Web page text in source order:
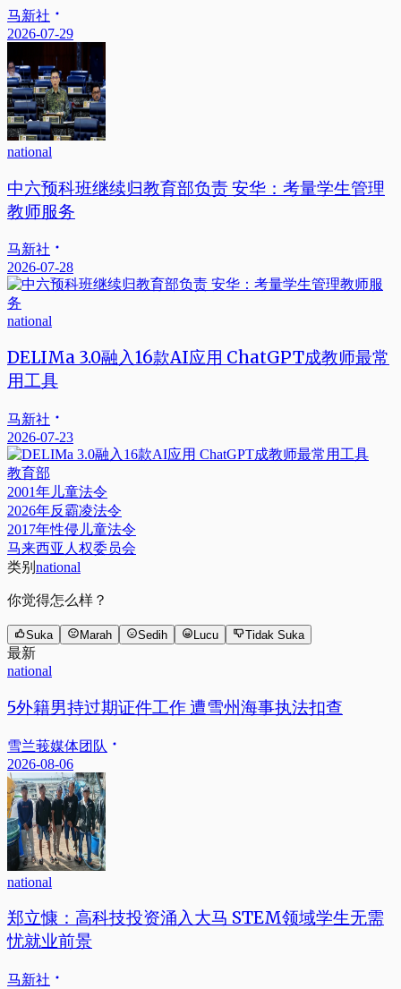
马新社
2026-07-29
national
中六预科班继续归教育部负责 安华：考量学生管理
教师服务
马新社
2026-07-28
national
DELIMa 3.0融入16款AI应用 ChatGPT成教师最常
用工具
马新社
2026-07-23
教育部
2001年儿童法令
2026年反霸凌法令
2017年性侵儿童法令
马来西亚人权委员会
类别 national
你觉得怎么样？
Suka Marah Sedih Lucu Tidak Suka
最新
national
5外籍男持过期证件工作 遭雪州海事执法扣查
雪兰莪媒体团队
2026-08-06
national
郑立慷：高科技投资涌入大马 STEM领域学生无需
忧就业前景
马新社